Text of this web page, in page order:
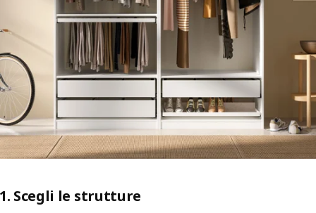
1. Scegli le strutture